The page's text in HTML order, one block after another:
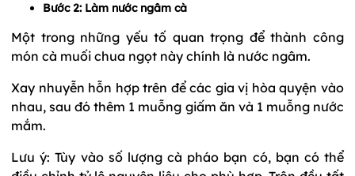
Bước 2: Làm nước ngâm cà
Một trong những yếu tố quan trọng để thành công
món cà muối chua ngọt này chính là nước ngâm.
Xay nhuyễn hỗn hợp trên để các gia vị hòa quyện vào
nhau, sau đó thêm 1 muỗng giấm ăn và 1 muỗng nước
mắm.
Lưu ý: Tùy vào số lượng cà pháo bạn có, bạn có thể